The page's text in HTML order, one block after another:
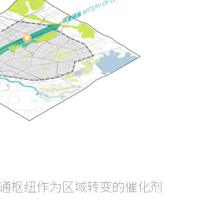
枢纽作为区域转变的催化剂